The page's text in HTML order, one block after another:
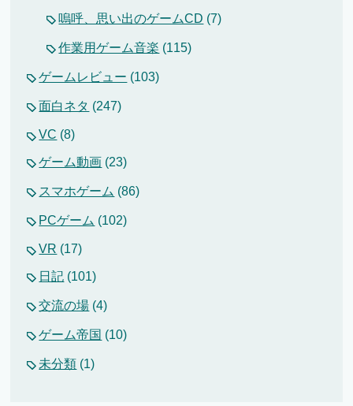
嗚呼、思い出のゲームCD (7)
作業用ゲーム音楽 (115)
ゲームレビュー (103)
面白ネタ (247)
VC (8)
ゲーム動画 (23)
スマホゲーム (86)
PCゲーム (102)
VR (17)
日記 (101)
交流の場 (4)
ゲーム帝国 (10)
未分類 (1)